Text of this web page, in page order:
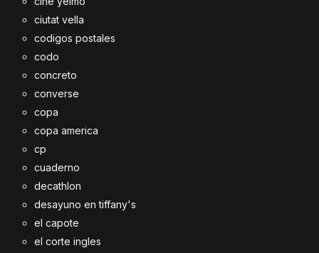
ciutat vella
codigos postales
codo
concreto
converse
copa
copa america
cp
cuaderno
decathlon
desayuno en tiffany's
el capote
el corte ingles